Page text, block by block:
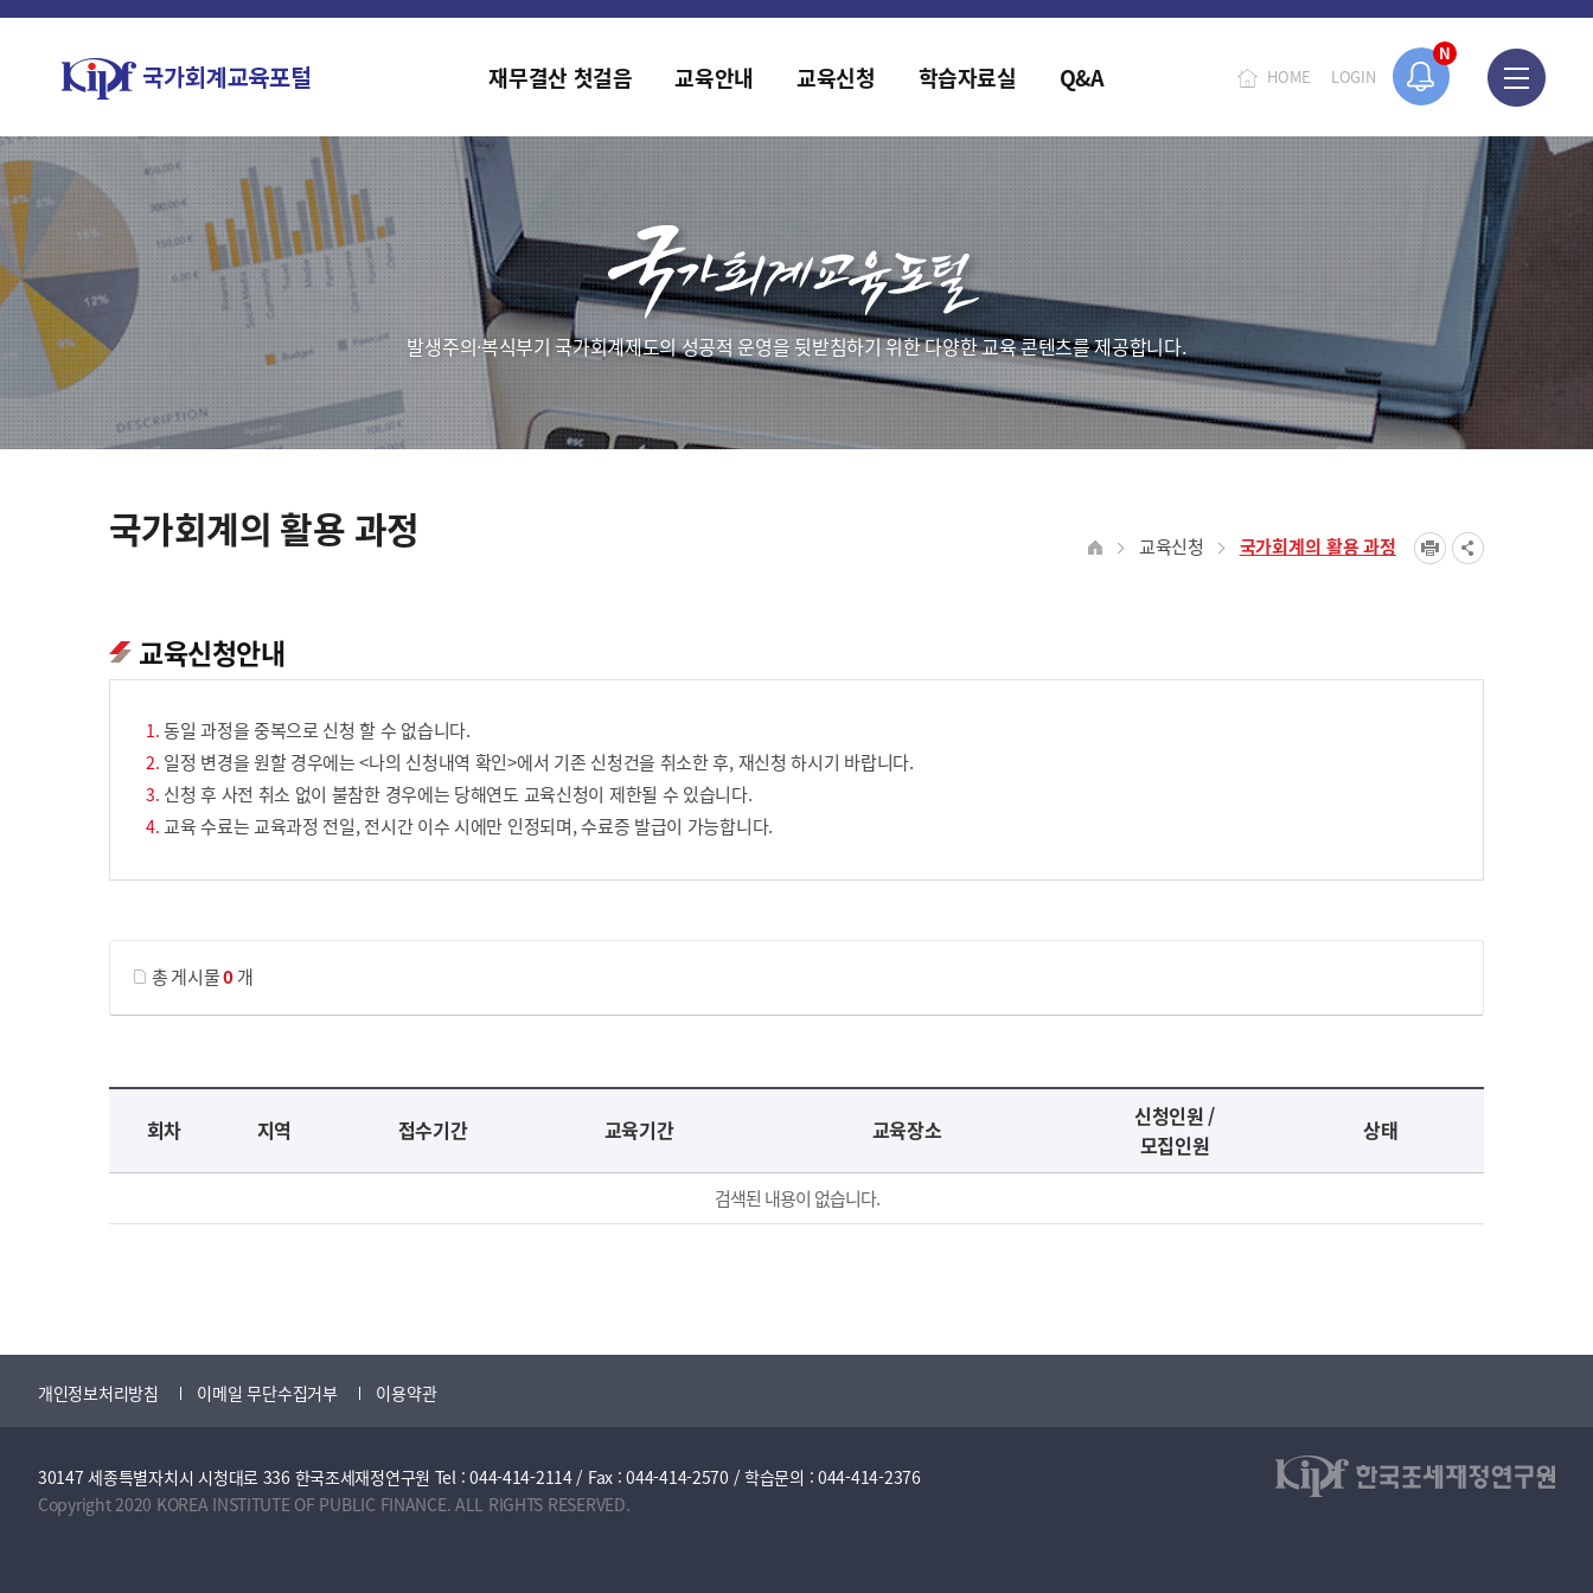
N
홈페이지가 새롭게 개편되었습니다.
HOME LOGIN
재무결산 첫걸음 교육안내 교육신청 학습자료실 Q&A
발생주의·복식부기 국가회계제도의 성공적 운영을 뒷받침하기 위한 다양한 교육 콘텐츠를 제공합니다.
국가회계의 활용 과정 교육신청 국가회계의 활용 과정
교육신청안내
동일 과정을 중복으로 신청 할 수 없습니다.
일정 변경을 원할 경우에는 <나의 신청내역 확인>에서 기존 신청건을 취소한 후, 재신청 하시기 바랍니다.
신청 후 사전 취소 없이 불참한 경우에는 당해연도 교육신청이 제한될 수 있습니다.
교육 수료는 교육과정 전일, 전시간 이수 시에만 인정되며, 수료증 발급이 가능합니다.
총 게시물0개
교육신청 목록을 나타낸 표로 회차, 지역, 접수기간, 교육기간, 교육장소, 신청인원/모집인원, 상태로 나뉘어 설명합니다.
회차 지역 접수기간 교육기간 교육장소
신청인원 /
모집인원
상태
검색된 내용이 없습니다.
개인정보처리방침 이메일 무단수집거부 이용약관
30147 세종특별자치시 시청대로 336 한국조세재정연구원 Tel : 044-414-2114 / Fax : 044-414-2570 / 학습문의 : 044-414-2376
Copyright 2020 KOREA INSTITUTE OF PUBLIC FINANCE. ALL RIGHTS RESERVED.